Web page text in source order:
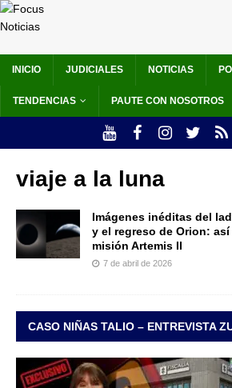
INICIO JUDICIALES NOTICIAS
TENDENCIAS PAUTE CON NOSOTROS
viaje a la luna
Imágenes inéditas del
y el regreso de Orion:
misión Artemis II
7 de abril de 2026
CASO NIÑAS TALIO – ENTREVISTA